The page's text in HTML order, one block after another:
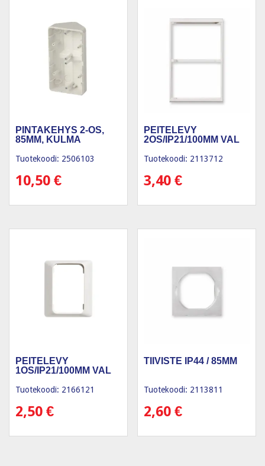
PINTAKEHYS 2-OS,
85MM, KULMA
Tuotekoodi: 2506103
10,50 €
PEITELEVY
2OS/IP21/100MM VAL
Tuotekoodi: 2113712
3,40€
PEITELEVY
1OS/IP21/100MM VAL
Tuotekoodi: 2166121
2,50 €
TIIVISTE IP44 / 85MM
Tuotekoodi: 2113811
2,60€